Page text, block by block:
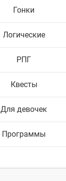
Гонки
Логические
РПГ
Квесты
Для девочек
Программы